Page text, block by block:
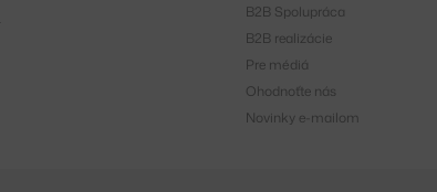
B2B Spolupráca
B2B realizácie
Pre médiá
Ohodnoťte nás
Novinky e-mailom